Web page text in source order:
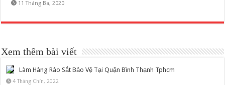
11 Tháng Ba, 2020
Xem thêm bài viết
Làm Hàng Rào Sắt Bảo Vệ Tại Quận Bình Thạnh Tphcm
4 Tháng Chín, 2022